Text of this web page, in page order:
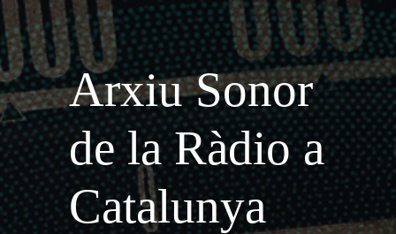
Arxiu Sonor
de la Ràdio a
Catalunya